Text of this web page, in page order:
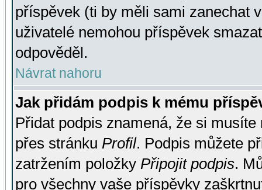
příspěvek (ti by měli sami zanechat
uživatelé nemohou příspěvek
odpověděl.
Návrat nahoru
Jak přidám podpis k mému
Přidat podpis znamená, že si
přes stránku Profil. Podpis můžete
zatržením položky Připojit podpis.
pro všechny vaše příspěvky